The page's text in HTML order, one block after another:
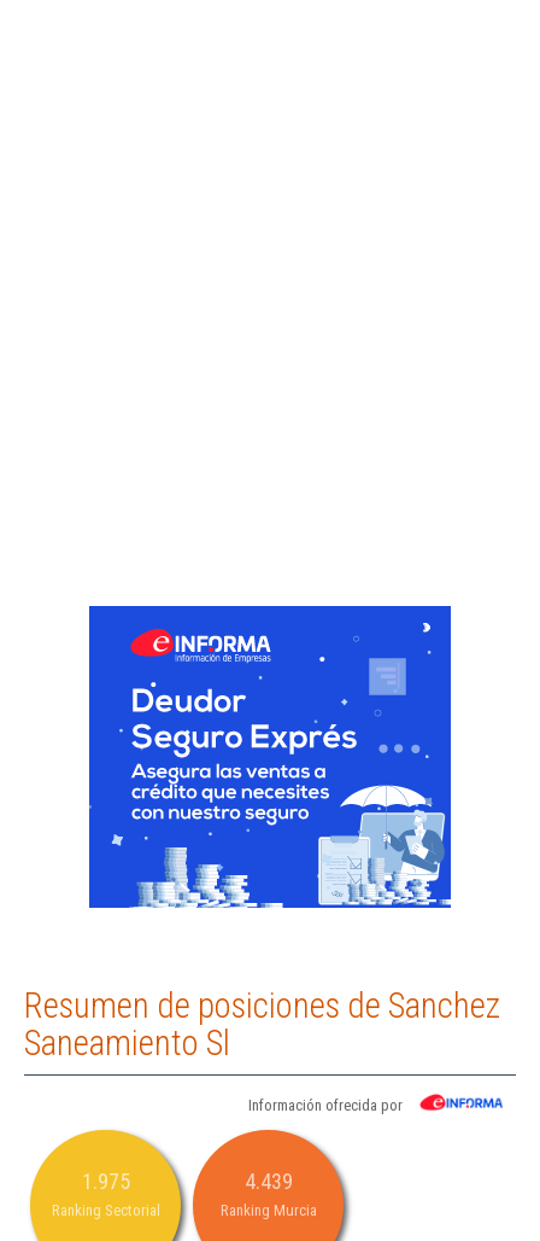
Resumen de posiciones de Sanchez
Saneamiento Sl
Información ofrecida por
1.975
Ranking Sectorial
4.439
Ranking Murcia